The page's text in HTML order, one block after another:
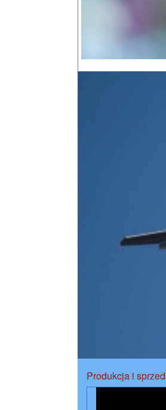
Produkcja i